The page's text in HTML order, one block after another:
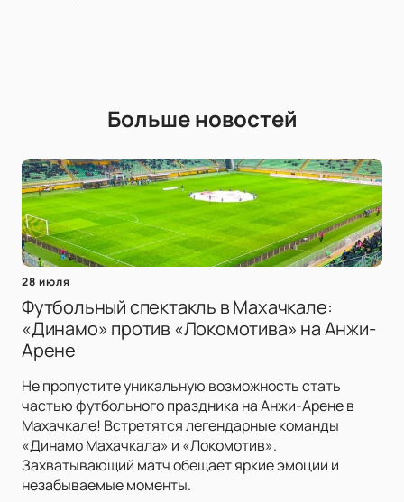
Больше новостей
28 июля
Футбольный спектакль в Махачкале:
«Динамо» против «Локомотива» на Анжи-
Арене
Не пропустите уникальную возможность стать
частью футбольного праздника на Анжи-Арене в
Махачкале! Встретятся легендарные команды
«Динамо Махачкала» и «Локомотив».
Захватывающий матч обещает яркие эмоции и
незабываемые моменты.